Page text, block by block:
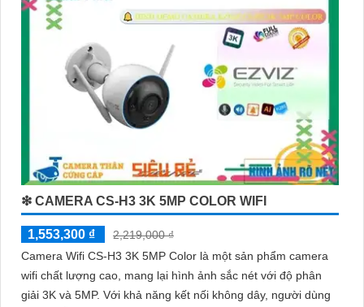
❇ CAMERA CS-H3 3K 5MP COLOR WIFI
1,553,300 ₫
2,219,000 ₫
Camera Wifi CS-H3 3K 5MP Color là một sản phẩm camera
wifi chất lượng cao, mang lại hình ảnh sắc nét với độ phân
giải 3K và 5MP. Với khả năng kết nối không dây, người dùng